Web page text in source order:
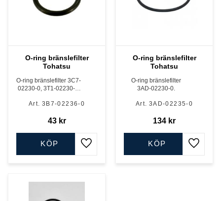
O-ring bränslefilter
Tohatsu
O-ring bränslefilter 3C7-
02230-0, 3T1-02230-0,
02230-0
3B7-02236-0
43kr
Lägg till i favoriter
KÖP
O-ring bränslefilter
Tohatsu
O-ring bränslefilter
3AD-02230-0.
3AD-02235-0
134 kr
Lägg
KÖP